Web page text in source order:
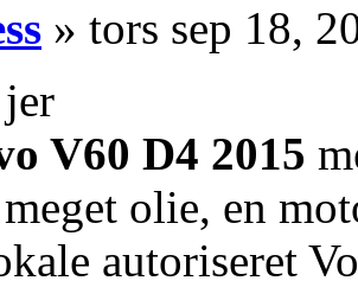
» tors sep 18,
V60 D4 2015
olie, en
autoriseret